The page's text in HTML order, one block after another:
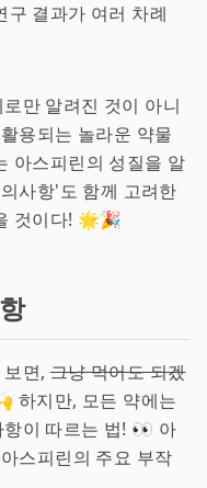
결과가 여러 차례
만 알려진 것이 아니
용되는 놀라운 약물
아스피린의 성질을 알
사항'도 함께 고려한
것이다! 🌟🎉
보면,그냥 먹어도 되겠
하지만, 모든 약에는
이 따르는 법! 👀 아
스피린의 주요 부작